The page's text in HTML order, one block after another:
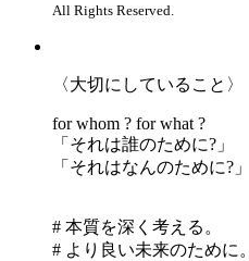
All Rights Reserved.
〈大切にしていること〉
for whom ? for what ?
「 それは誰のために?」
「 それはなんのために?」
# 本質を深く考える。
# より良い未来のために。